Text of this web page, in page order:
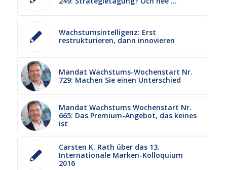
Wachstumsintelligenz: Erst
restrukturieren, dann innovieren
Mandat Wachstums-Wochenstart Nr.
729: Machen Sie einen Unterschied
Mandat Wachstums Wochenstart Nr.
665: Das Premium-Angebot, das keines
ist
Carsten K. Rath über das 13.
Internationale Marken-Kolloquium
2016